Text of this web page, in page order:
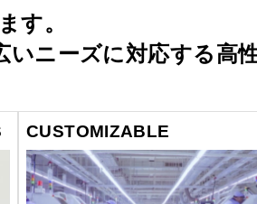
す。
ニーズに対応する高
CUSTOMIZABLE